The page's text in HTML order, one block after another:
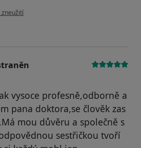
uživatele Váš účet byl odstraněn
zneužití
vysoce profesně,odborně a
pana doktora,se člověk zas
mou důvěru a společně s
sestřičkou tvoří